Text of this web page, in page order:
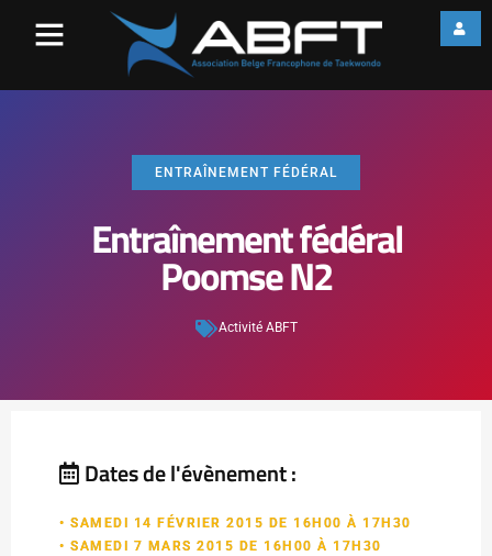
ENTRAÎNEMENT FÉDÉRAL
Entraînement fédéral
Poomse N2
Activité ABFT
Dates de l'évènement :
• SAMEDI 14 FÉVRIER 2015 DE 16H00 À 17H30
• SAMEDI 7 MARS 2015 DE 16H00 À 17H30